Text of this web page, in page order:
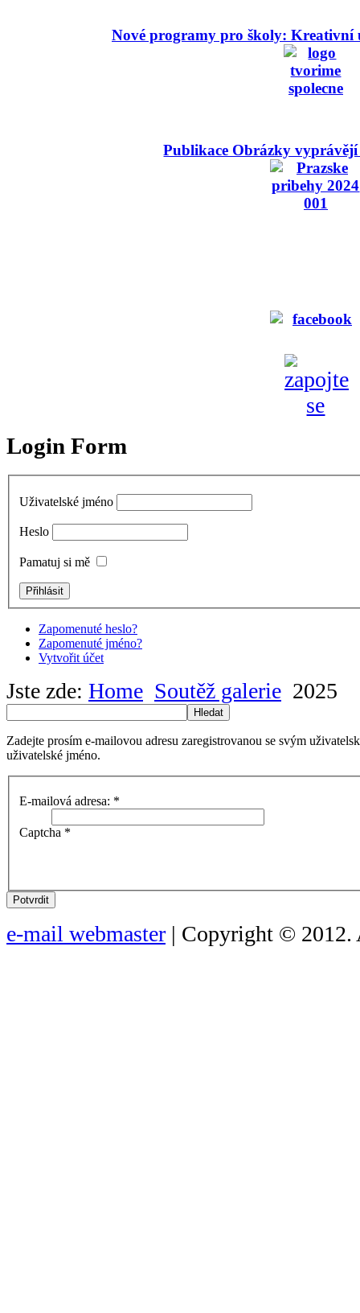
Nové programy pro školy: Kreativní
Publikace Obrázky
Login Form
Uživatelské jméno
Heslo
Pamatuj si mě
Zapomenuté heslo?
Zapomenuté jméno?
Vytvořit účet
Jste zde: Home Soutěž galerie 2025
Hledat
Zadejte prosím e-mailovou adresu zaregistrovanou se svým
uživatelské jméno.
E-mailová adresa: *
Captcha *
Potvrdit
e-mail webmaster | Copyright © 2012.